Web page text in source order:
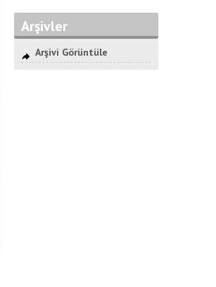
Arşivler
Arşivi Görüntüle